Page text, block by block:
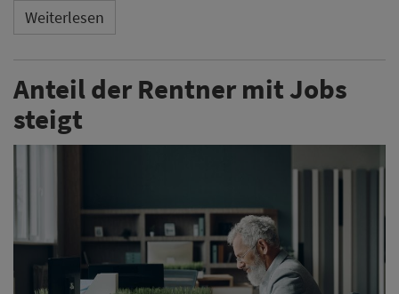
Weiterlesen
Anteil der Rentner mit Jobs
steigt